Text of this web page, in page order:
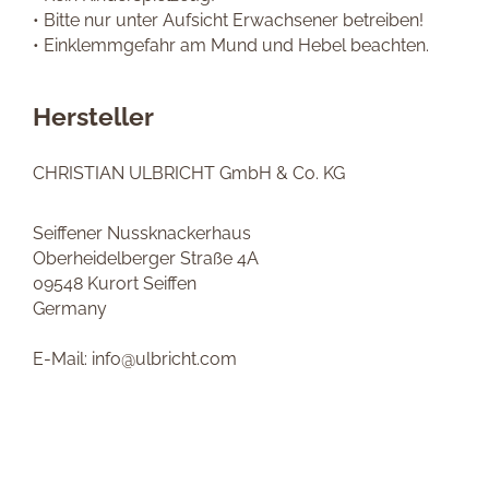
• Bitte nur unter Aufsicht Erwachsener betreiben!
• Einklemmgefahr am Mund und Hebel beachten.
Hersteller
CHRISTIAN ULBRICHT GmbH & Co. KG
Seiffener Nussknackerhaus
Oberheidelberger Straße 4A
09548 Kurort Seiffen
Germany
E-Mail: info@ulbricht.com